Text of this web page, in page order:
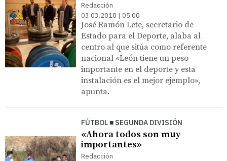
Redacción
03.03.2018 | 05:00
José Ramón Lete, secretario de
Estado para el Deporte, alaba al
centro al que sitúa como referente
nacional «León tiene un peso
importante en el deporte y esta
instalación es el mejor ejemplo»,
apunta.
FÚTBOL ■ SEGUNDA DIVISIÓN
«Ahora todos son muy
importantes»
Redacción